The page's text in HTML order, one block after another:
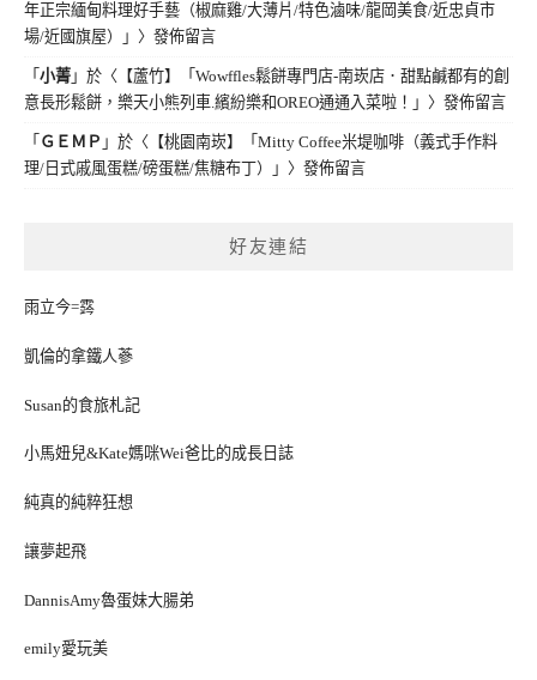
年正宗緬甸料理好手藝（椒麻雞/大薄片/特色滷味/龍岡美食/近忠貞市
場/近國旗屋）」 〉發佈留言
「 小菁 」於〈 【蘆竹】「Wowffles鬆餅專門店-南崁店．甜點鹹都有的創
意長形鬆餅，樂天小熊列車.繽紛樂和OREO通通入菜啦！」 〉發佈留言
「 ＧＥＭＰ 」於〈 【桃園南崁】「Mitty Coffee米堤咖啡（義式手作料
理/日式戚風蛋糕/磅蛋糕/焦糖布丁）」 〉發佈留言
好友連結
雨立今=霠
凱倫的拿鐵人蔘
Susan的食旅札記
小馬妞兒&Kate媽咪Wei爸比的成長日誌
純真的純粹狂想
讓夢起飛
DannisAmy魯蛋妹大腸弟
emily愛玩美